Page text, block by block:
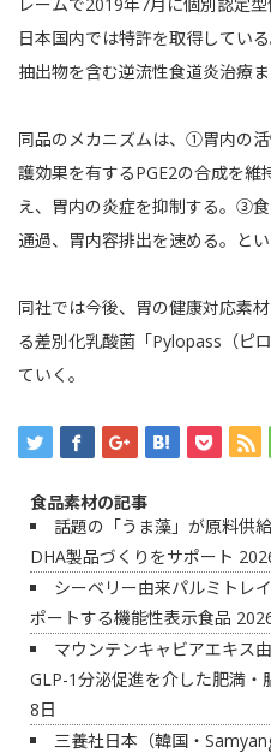
日本国内では特許を取得してい
抽出物を含む逆流性食道炎治療
同品のメカニズムは、①胃内の
護効果を有するPGE2の合成を
え、胃内の炎症を抑制する。③
通過、胃内容排出を速める。と
同社では今後、胃の健康対応素
る差別化乳酸菌「Pylopass（ピ
ていく。
食品素材の記事
話題の「うま藻」が原料供
DHA製品づくりをサポート
シーベリー由来パルミトレ
ポートする機能性表示食品
マウンテンキャビアエキス
GLP-1分泌促進を介した肥満・
8日
三養社日本（韓国・